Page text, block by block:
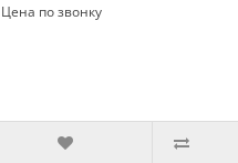
Цена по звонку